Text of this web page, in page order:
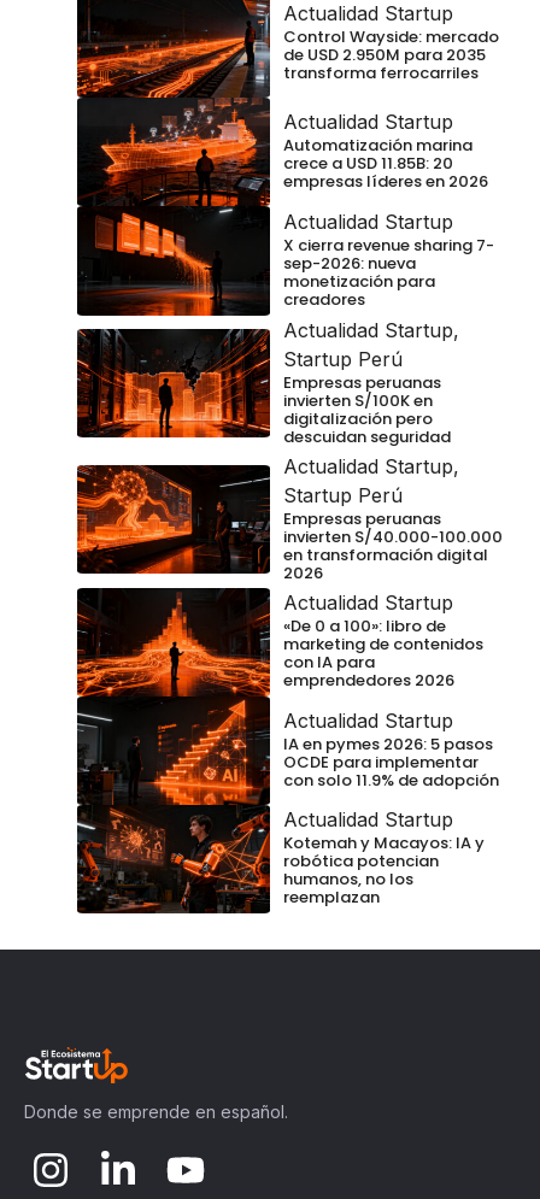
Actualidad Startup
Control Wayside: mercado
de USD 2.950M para 2035
transforma ferrocarriles
Actualidad Startup
Automatización marina
crece a USD 11.85B: 20
empresas líderes en 2026
Actualidad Startup
X cierra revenue sharing 7-
sep-2026: nueva
monetización para
creadores
Actualidad Startup,
Startup Perú
Empresas peruanas
invierten S/100K en
digitalización pero
descuidan seguridad
Actualidad Startup,
Startup Perú
Empresas peruanas
invierten S/40.000-100.000
en transformación digital
2026
Actualidad Startup
«De 0 a 100»: libro de
marketing de contenidos
con IA para
emprendedores 2026
Actualidad Startup
IA en pymes 2026: 5 pasos
OCDE para implementar
con solo 11.9% de adopción
Actualidad Startup
Kotemah y Macayos: IA y
robótica potencian
humanos, no los
reemplazan
Donde se emprende en español.